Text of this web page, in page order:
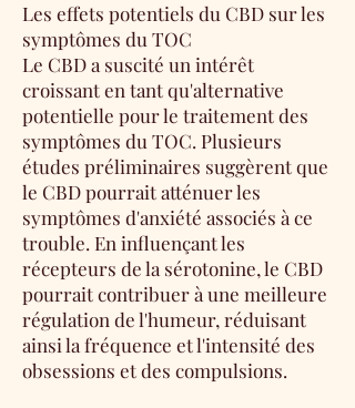
Les effets potentiels du CBD sur les
symptômes du TOC
Le CBD a suscité un intérêt
croissant en tant qu'alternative
potentielle pour le traitement des
symptômes du TOC. Plusieurs
études préliminaires suggèrent que
le CBD pourrait atténuer les
symptômes d'anxiété associés à ce
trouble. En influençant les
récepteurs de la sérotonine, le CBD
pourrait contribuer à une meilleure
régulation de l'humeur, réduisant
ainsi la fréquence et l'intensité des
obsessions et des compulsions.